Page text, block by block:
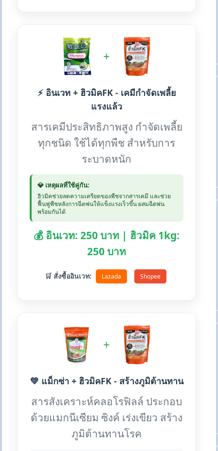
+
⚡ อินเวท + ฮิวมิคFK - เคมีกำจัดเพลี้ย
แรงแล้ว
สารเคมีประสิทธิภาพสูง กำจัดเพลี้ย
ทุกชนิด ใช้ได้ทุกพืช สำหรับการ
ระบาดหนัก
💎 เหตุผลที่ใช้คู่กัน:
ฮิวมิคช่วยลดความเครียดของพืชจากสารเคมี และช่วย
ฟื้นฟูพืชหลังการฉีดพ่นให้แข็งแรงเร็วขึ้น ผสมฉีดพ่น
พร้อมกันได้
💰 อินเวท: 250 บาท | ฮิวมิค 1kg:
250 บาท
🛒 สั่งซื้ออินเวท: Lazada Shopee
+
💚 แม็กซ่า + ฮิวมิคFK - สร้างภูมิต้านทาน
สารสังเคราะห์คลอโรฟิลล์ ประกอบ
ด้วยแมกนีเซียม ซิงค์ เร่งเขียว สร้าง
ภูมิต้านทานโรค